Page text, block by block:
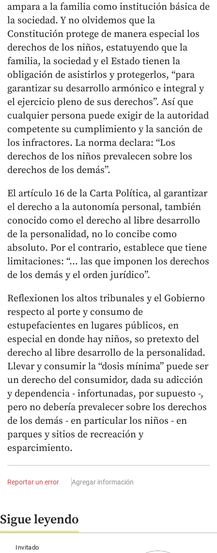
ampara a la familia como institución básica de
la sociedad. Y no olvidemos que la
Constitución protege de manera especial los
derechos de los niños, estatuyendo que la
familia, la sociedad y el Estado tienen la
obligación de asistirlos y protegerlos, “para
garantizar su desarrollo armónico e integral y
el ejercicio pleno de sus derechos”. Así que
cualquier persona puede exigir de la autoridad
competente su cumplimiento y la sanción de
los infractores. La norma declara: “Los
derechos de los niños prevalecen sobre los
derechos de los demás”.
El artículo 16 de la Carta Política, al garantizar
el derecho a la autonomía personal, también
conocido como el derecho al libre desarrollo
de la personalidad, no lo concibe como
absoluto. Por el contrario, establece que tiene
limitaciones: “... las que imponen los derechos
de los demás y el orden jurídico”.
Reflexionen los altos tribunales y el Gobierno
respecto al porte y consumo de
estupefacientes en lugares públicos, en
especial en donde hay niños, so pretexto del
derecho al libre desarrollo de la personalidad.
Llevar y consumir la “dosis mínima” puede ser
un derecho del consumidor, dada su adicción
y dependencia - infortunadas, por supuesto -,
pero no debería prevalecer sobre los derechos
de los demás - en particular los niños - en
parques y sitios de recreación y
esparcimiento.
Reportar un error Agregar información
Sigue leyendo
Invitado